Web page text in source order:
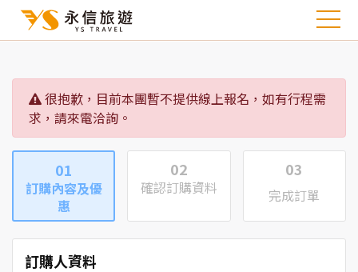
很抱歉，目前本團暫不提供線上報名，如有行程需
求，請來電洽詢。
01
訂購內容及優
惠
02
確認訂購資料
03
完成訂單
訂購人資料